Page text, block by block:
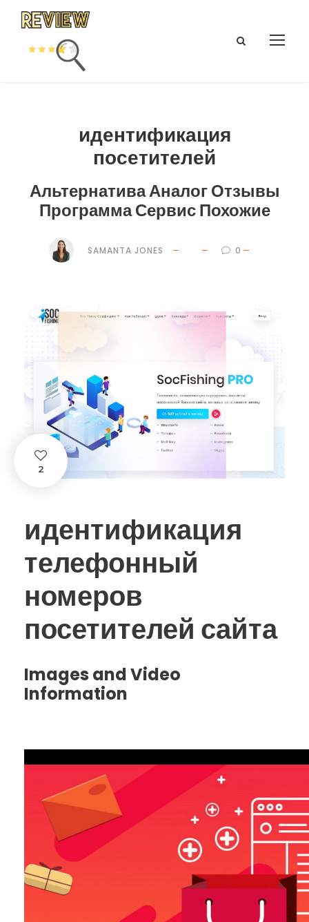
идентификация
посетителей
Альтернатива Аналог Отзывы
Программа Сервис Похожие
SAMANTA JONES 0
2
идентификация
телефонный
номеров
посетителей сайта
Images and Video
Information